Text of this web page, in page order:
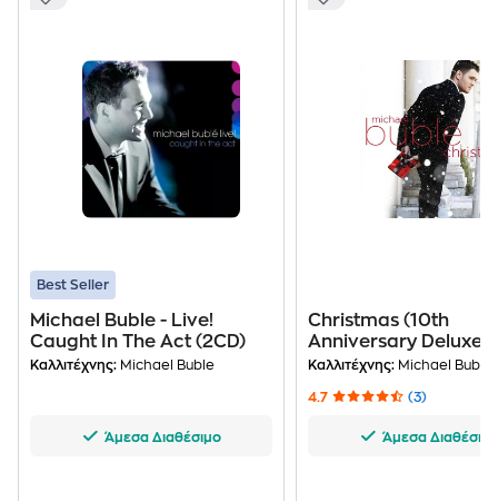
Best Seller
Michael Buble - Live!
Caught In The Act (2CD)
Καλλιτέχνης: Michael Buble
Άμεσα Διαθέσιμο
Christmas (10th
Anniversary Deluxe
Edition)
Καλλιτέχνης: Michael Buble
4.7 (3)
Άμεσα Διαθέσιμο